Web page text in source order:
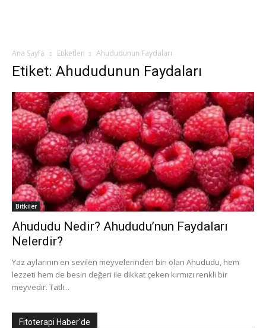
Ana Sayfa Etiketler Ahududunun Faydaları
Etiket: Ahududunun Faydaları
Bitkiler
Ahududu Nedir? Ahududu’nun Faydaları
Nelerdir?
Yaz aylarının en sevilen meyvelerinden biri olan Ahududu, hem
lezzeti hem de besin değeri ile dikkat çeken kırmızı renkli bir
meyvedir. Tatlı...
Fitoterapi Haber'de